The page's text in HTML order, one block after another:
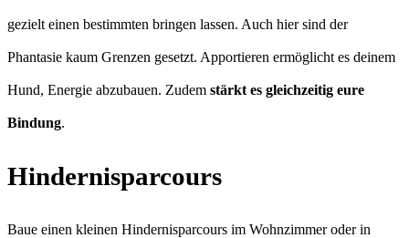
gezielt einen bestimmten bringen lassen. Auch hier sind der
Phantasie kaum Grenzen gesetzt. Apportieren ermöglicht es deinem
Hund, Energie abzubauen. Zudem stärkt es gleichzeitig eure
Bindung.
Hindernisparcours
Baue einen kleinen Hindernisparcours im Wohnzimmer oder in